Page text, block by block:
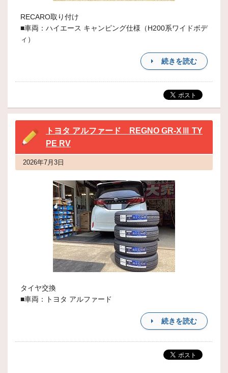
RECARO取り付け
■車両：ハイエース キャンピング仕様（H200系ワイドボデ
ィ）
続きを読む
トヨタ アルファード REGNO GR-XⅢ TY
PE RV
2026年7月3日
タイヤ交換
■車両：トヨタ アルファード
続きを読む